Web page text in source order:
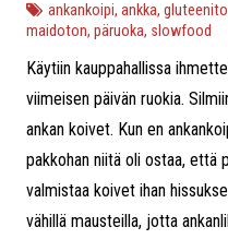
ankankoipi, ankka,
maidoton, päruoka, slowfood
Käytiin kauppahallissa
viimeisen päivän ruokia.
ankan koivet. Kun en
pakkohan niitä oli ostaa, että
valmistaa koivet ihan
vähillä mausteilla, jotta